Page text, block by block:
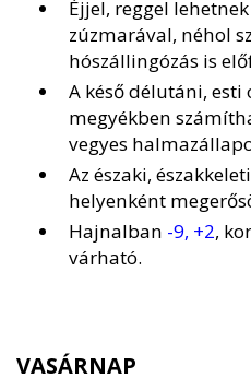
Éjjel, reggel
zúzmarával, néhol
hószállingózás is
A késő délutáni,
megyékben
vegyes
Az északi,
helyenként
Hajnalban -9, +2,
várható.
VASÁRNAP